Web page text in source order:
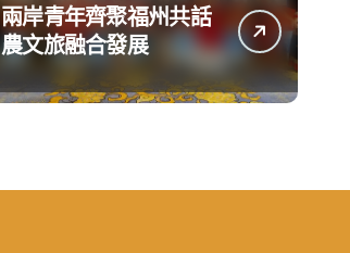
兩岸青年齊聚福州共話
農文旅融合發展